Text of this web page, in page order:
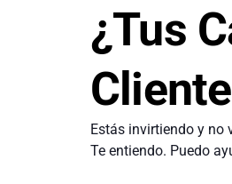
¿Tus
Estás invirtiendo y no
Te entiendo. Puedo